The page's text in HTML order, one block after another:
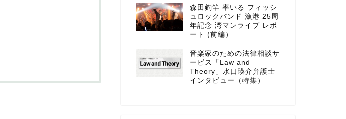
森田釣竿 率いる フィッシ
ュロックバンド 漁港 25周
年記念 湾マンライブ レポ
ート (前編）
音楽家のための法律相談サ
ービス「Law and
Theory」水口瑛介弁護士
インタビュー（特集）